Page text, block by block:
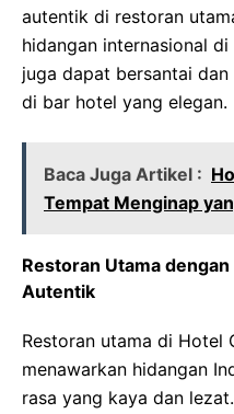
autentik di restoran
hidangan internasional
juga dapat bersantai
di bar hotel yang elegan.
Baca Juga Artikel :
Tempat Menginap
Restoran Utama
Autentik
Restoran utama di Hotel
menawarkan hidangan
rasa yang kaya dan